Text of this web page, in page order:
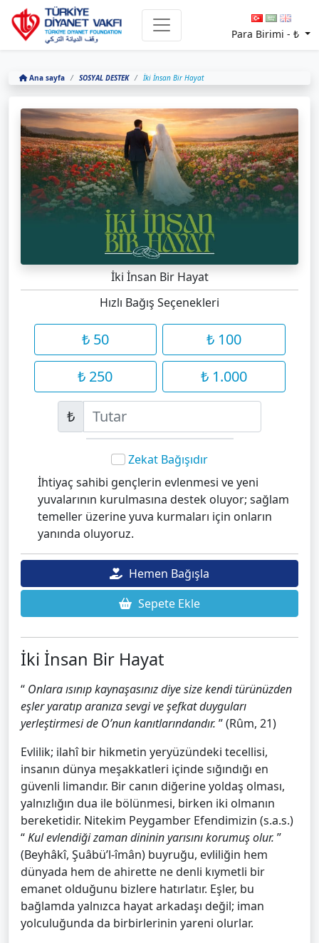
Para Birimi -₺
Ana sayfa SOSYAL DESTEK İki İnsan Bir Hayat
İki İnsan Bir Hayat
Hızlı Bağış Seçenekleri
₺ 50
₺ 100
₺ 250
₺ 1.000
₺
Zekat Bağışıdır
İhtiyaç sahibi gençlerin evlenmesi ve yeni
yuvalarının kurulmasına destek oluyor; sağlam
temeller üzerine yuva kurmaları için onların
yanında oluyoruz.
Hemen Bağışla
Sepete Ekle
İki İnsan Bir Hayat
“ Onlara ısınıp kaynaşasınız diye size kendi türünüzden
eşler yaratıp aranıza sevgi ve şefkat duyguları
yerleştirmesi de O’nun kanıtlarındandır. ” (Rûm, 21)
Evlilik; ilahî bir hikmetin yeryüzündeki tecellisi,
insanın dünya meşakkatleri içinde sığındığı en
güvenli limandır. Bir canın diğerine yoldaş olması,
yalnızlığın dua ile bölünmesi, birken iki olmanın
bereketidir. Nitekim Peygamber Efendimizin (s.a.s.)
“Kul evlendiği zaman dininin yarısını korumuş olur. ”
(Beyhâkî, Şuâbü’l-îmân) buyruğu, evliliğin hem
dünyada hem de ahirette ne denli kıymetli bir
emanet olduğunu bizlere hatırlatır. Eşler, bu
bağlamda yalnızca hayat arkadaşı değil; iman
yolculuğunda da birbirlerinin yareni olurlar.